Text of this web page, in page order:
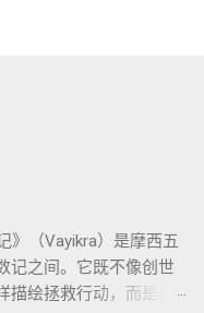
》（Vayikra）是摩西五
记之间。它既不像创世
绘拯救行动，而是将